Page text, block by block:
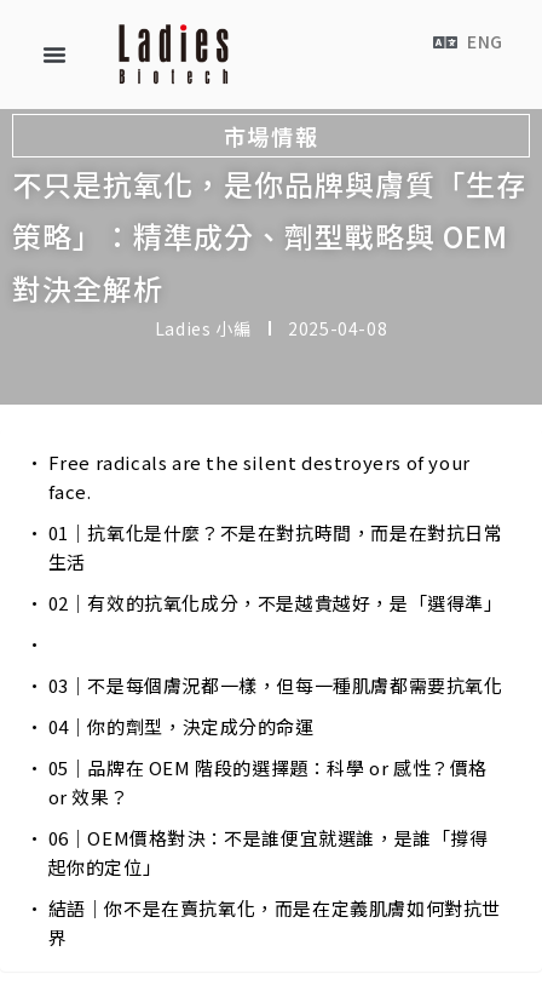
ENG
市場情報
不只是抗氧化，是你品牌與膚質「生存
策略」：精準成分、劑型戰略與 OEM
對決全解析
Ladies 小編 2025-04-08
Free radicals are the silent destroyers of your
face.
01｜抗氧化是什麼？不是在對抗時間，而是在對抗日常
生活
02｜有效的抗氧化成分，不是越貴越好，是「選得準」
03｜不是每個膚況都一樣，但每一種肌膚都需要抗氧化
04｜你的劑型，決定成分的命運
05｜品牌在 OEM 階段的選擇題：科學 or 感性？價格
or 效果？
06｜OEM價格對決：不是誰便宜就選誰，是誰「撐得
起你的定位」
結語｜你不是在賣抗氧化，而是在定義肌膚如何對抗世
界